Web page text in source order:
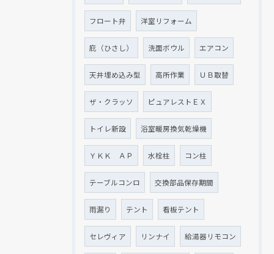
フロート弁 洋室リフォーム
庇（ひさし） 洗面ボウル エアコン
天井埋め込み型 高所作業 ＵＢ取替
ザ・クラッソ ピュアレストＥＸ
トイレ新設 浴室暖房換気乾燥機
ＹＫＫ ＡＰ 水栓柱 コン柱
テーブルコンロ 交換部品保存期間
雨漏り テント 看板テント
セレヴィア リンナイ 給湯器リモコン